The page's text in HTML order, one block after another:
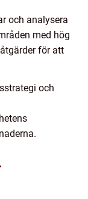
och analysera
med hög
för att
och